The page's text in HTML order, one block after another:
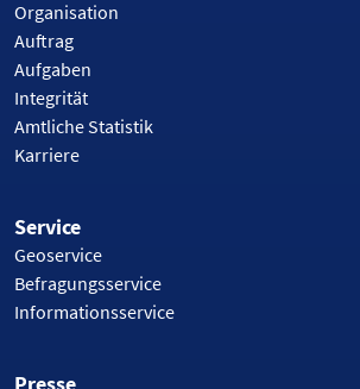
Organisation
Auftrag
Aufgaben
Integrität
Amtliche Statistik
Karriere
Service
Geoservice
Befragungsservice
Informationsservice
Presse